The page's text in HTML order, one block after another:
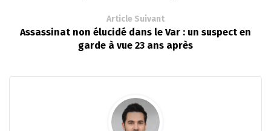
Article Suivant
Assassinat non élucidé dans le Var : un suspect en
garde à vue 23 ans après